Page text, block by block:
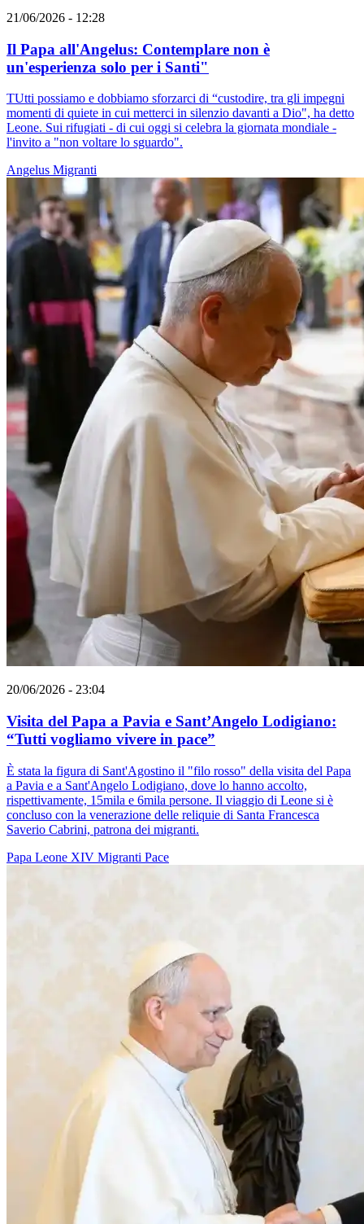
21/06/2026 - 12:28
Il Papa all'Angelus: Contemplare non è
un'esperienza solo per i Santi"
TUtti possiamo e dobbiamo sforzarci di “custodire, tra gli impegni
momenti di quiete in cui metterci in silenzio davanti a Dio", ha detto
Leone. Sui rifugiati - di cui oggi si celebra la giornata mondiale -
l'invito a "non voltare lo sguardo".
Angelus Migranti
20/06/2026 - 23:04
Visita del Papa a Pavia e Sant’Angelo Lodigiano:
“Tutti vogliamo vivere in pace”
È stata la figura di Sant'Agostino il "filo rosso" della visita del Papa
a Pavia e a Sant'Angelo Lodigiano, dove lo hanno accolto,
rispettivamente, 15mila e 6mila persone. Il viaggio di Leone si è
concluso con la venerazione delle reliquie di Santa Francesca
Saverio Cabrini, patrona dei migranti.
Papa Leone XIV Migranti Pace